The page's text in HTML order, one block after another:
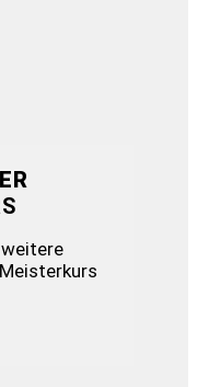
weitere